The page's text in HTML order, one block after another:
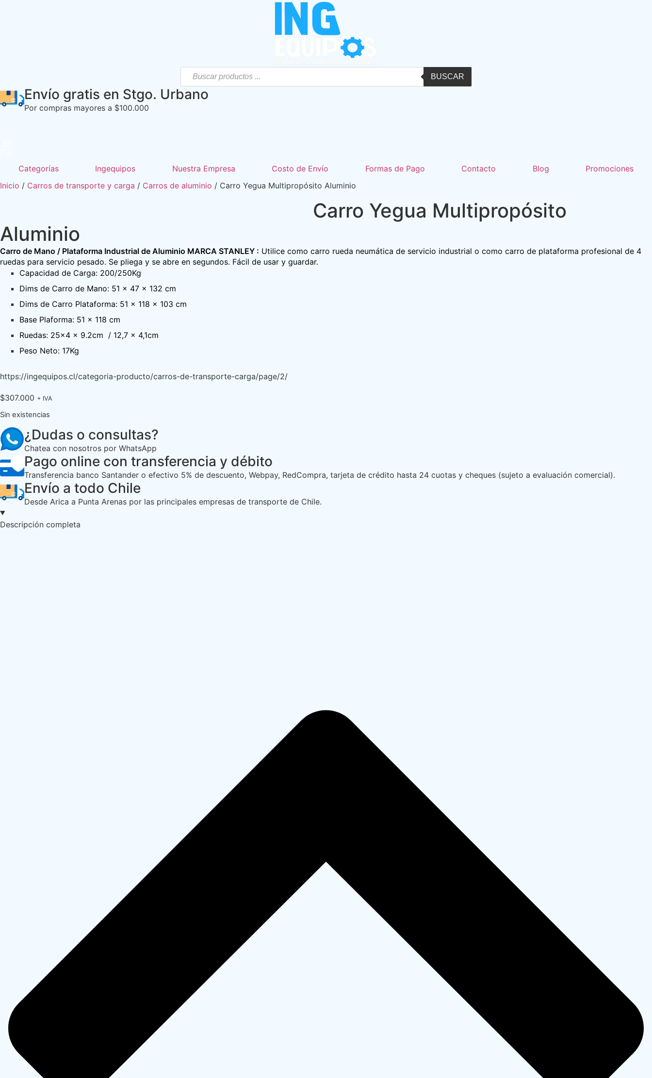
BUSCAR
Envío gratis en Stgo. Urbano
Por compras mayores a $100.000
Categorías Ingequipos Nuestra Empresa Costo de Envío Formas de Pago Contacto Blog
Promociones
Inicio / Carros de transporte y carga / Carros de aluminio / Carro Yegua Multipropósito Aluminio
Carro Yegua Multipropósito
Aluminio
Carro de Mano / Plataforma Industrial de Aluminio MARCA STANLEY : Utilice como carro rueda neumática de servicio industrial o como carro de plataforma profesional de 4
ruedas para servicio pesado. Se pliega y se abre en segundos. Fácil de usar y guardar.
Capacidad de Carga: 200/250Kg
Dims de Carro de Mano: 51 x 47 x 132 cm
Dims de Carro Plataforma: 51 x 118 x 103 cm
Base Plaforma: 51 x 118 cm
Ruedas: 25×4 x 9.2cm / 12,7 x 4,1cm
Peso Neto: 17Kg
https://ingequipos.cl/categoria-producto/carros-de-transporte-carga/page/2/
$307.000 + IVA
Sin existencias
¿Dudas o consultas?
Chatea con nosotros por WhatsApp
Pago online con transferencia y débito
Transferencia banco Santander o efectivo 5% de descuento, Webpay, RedCompra, tarjeta de crédito hasta 24 cuotas y cheques (sujeto a evaluación comercial).
Envío a todo Chile
Desde Arica a Punta Arenas por las principales empresas de transporte de Chile.
Descripción completa